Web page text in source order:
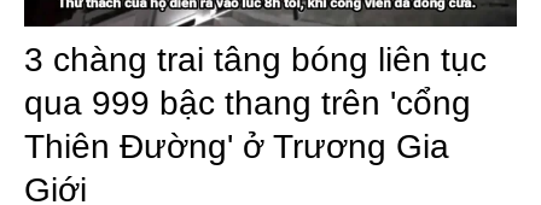
3 chàng trai tâng bóng liên tục
qua 999 bậc thang trên 'cổng
Thiên Đường' ở Trương Gia
Giới